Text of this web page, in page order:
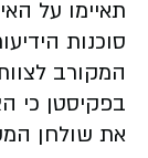
תאיימו על
סוכנות
המקורב
בפקיסטן כי
את שולחן